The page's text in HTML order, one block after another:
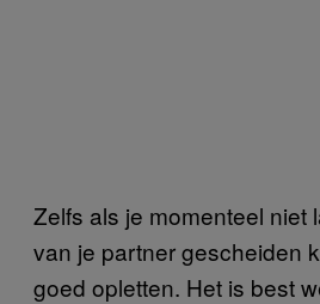
Zelfs als je momenteel niet
van je partner gescheiden
goed opletten. Het is best